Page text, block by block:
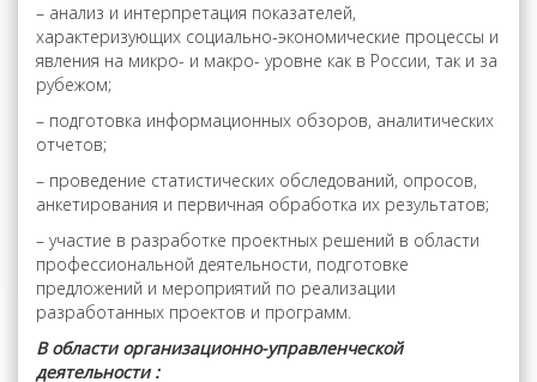
– анализ и интерпретация показателей,
характеризующих социально-экономические процессы и
явления на микро- и макро- уровне как в России, так и за
рубежом;
– подготовка информационных обзоров, аналитических
отчетов;
– проведение статистических обследований, опросов,
анкетирования и первичная обработка их результатов;
– участие в разработке проектных решений в области
профессиональной деятельности, подготовке
предложений и мероприятий по реализации
разработанных проектов и программ.
В области организационно-управленческой
деятельности :